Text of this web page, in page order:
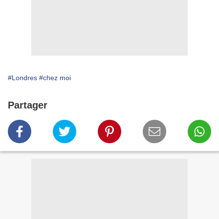
#Londres #chez moi
Partager